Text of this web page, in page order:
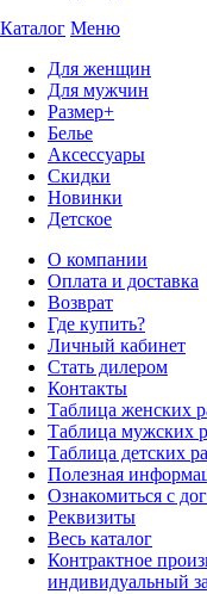
Каталог Меню
Для женщин
Для мужчин
Размер+
Белье
Аксессуары
Скидки
Новинки
Детское
О компании
Оплата и доставка
Возврат
Где купить?
Личный кабинет
Стать дилером
Контакты
Таблица женских
Таблица мужских
Таблица детских
Полезная
Ознакомиться с
Реквизиты
Весь каталог
Контрактное
индивидуальный